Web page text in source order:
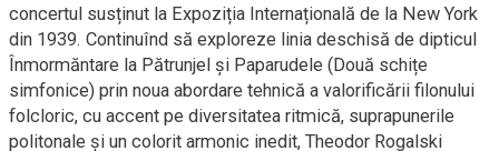
concertul susținut la Expoziția Internațională de la New York
din 1939. Continuînd să exploreze linia deschisă de dipticul
Înmormăntare la Pătrunjel și Paparudele (Două schițe
simfonice) prin noua abordare tehnică a valorificării filonului
folcloric, cu accent pe diversitatea ritmică, suprapunerile
politonale și un colorit armonic inedit, Theodor Rogalski